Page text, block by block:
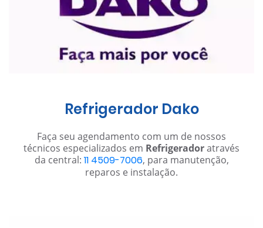
Refrigerador Dako
Faça seu agendamento com um de nossos
técnicos especializados em Refrigeradoratravés
da central: 11 4509-7006, para manutenção,
reparos e instalação.